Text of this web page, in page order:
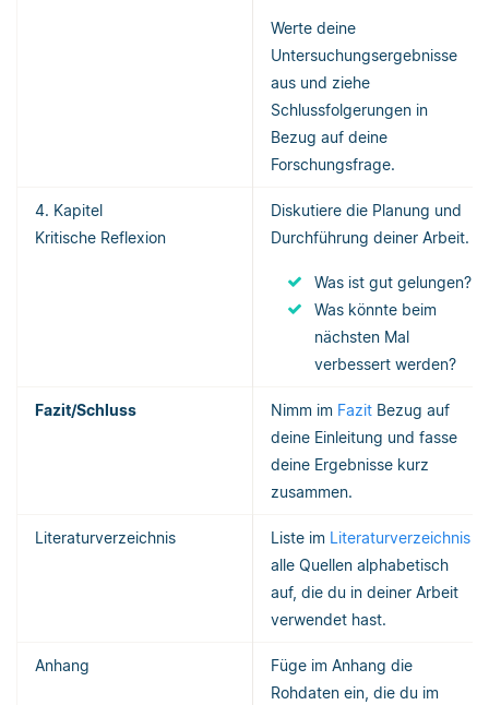
Werte deine
Untersuchungsergebnisse
aus und ziehe
Schlussfolgerungen in
Bezug auf deine
Forschungsfrage.
4. Kapitel
Kritische Reflexion
Diskutiere die Planung und
Durchführung deiner Arbeit.
Was ist gut gelungen?
Was könnte beim
nächsten Mal
verbessert werden?
Fazit/Schluss Nimm im Fazit Bezug auf
deine Einleitung und fasse
deine Ergebnisse kurz
zusammen.
Literaturverzeichnis Liste im Literaturverzeichnis
alle Quellen alphabetisch
auf, die du in deiner Arbeit
verwendet hast.
Anhang
Füge im Anhang die
Rohdaten ein, die du im